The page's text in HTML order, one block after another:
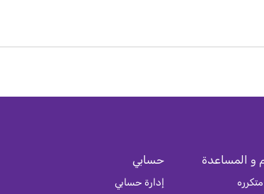
و المساعدة حسابي
إدارة حسابي